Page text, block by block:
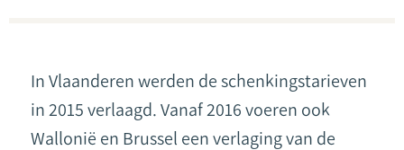
In Vlaanderen werden de schenkingstarieven
in 2015 verlaagd. Vanaf 2016 voeren ook
Wallonië en Brussel een verlaging van de